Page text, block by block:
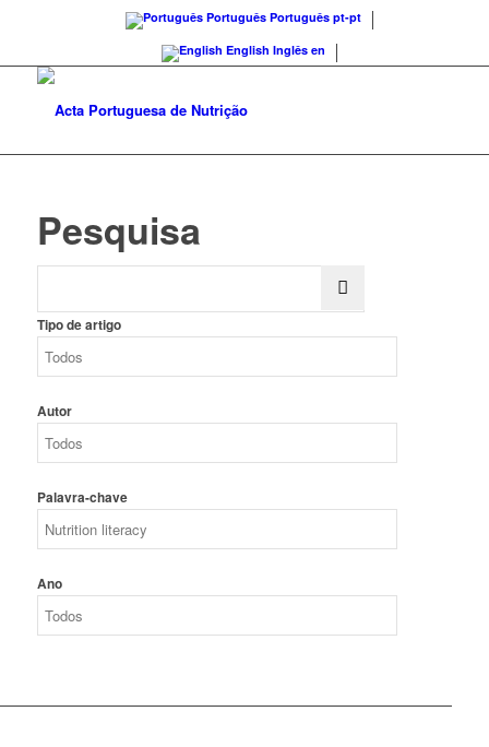
Português Português pt-pt
English Inglês en
Pesquisa
Tipo de artigo
Autor
Palavra-chave
Ano